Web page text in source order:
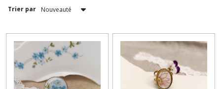
Trier par
Broches,
en
faïence
et
porcelaine
(16)